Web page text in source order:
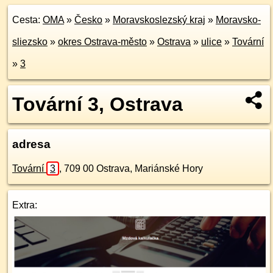
Cesta: OMA» Česko » Moravskoslezský kraj » Moravsko-
sliezsko » okres Ostrava-město » Ostrava » ulice » Tovární
» 3
Tovární 3, Ostrava
adresa
Tovární 3 , 709 00 Ostrava, Mariánské Hory
Extra: